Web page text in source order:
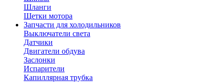
Шланги
Щетки мотора
Запчасти для холодильников
Выключатели света
Датчики
Двигатели обдува
Заслонки
Испарители
Капиллярная трубка